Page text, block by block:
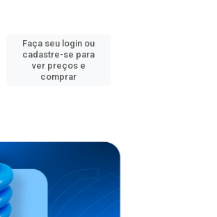
Faça seu login ou
cadastre-se para
ver preços e
comprar